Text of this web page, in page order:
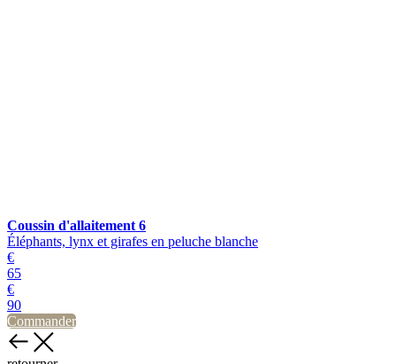
Coussin d'allaitement 6
Éléphants, lynx et girafes en peluche blanche
€
65
€
90
Commander